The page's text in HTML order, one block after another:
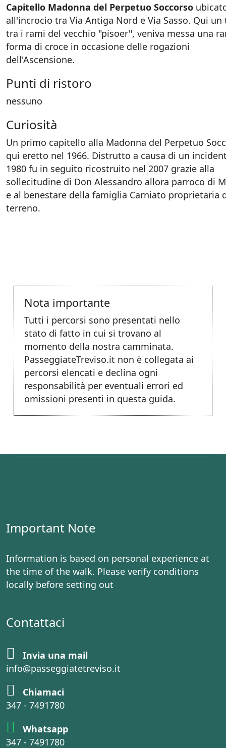
Capitello Madonna del Perpetuo Soccorso
all'incrocio tra Via Antiga Nord e Via Sasso. Qui un
tra i rami del vecchio "pisoer", veniva messa una
forma di croce in occasione delle rogazioni
dell'Ascensione.
Punti di ristoro
nessuno
Curiosità
Un primo capitello alla Madonna del Perpetuo
qui eretto nel 1966. Distrutto a causa di un
1980 fu in seguito ricostruito nel 2007 grazie alla
sollecitudine di Don Alessandro allora parroco di
e al benestare della famiglia Carniato proprietaria
terreno.
Nota importante
Tutti i percorsi sono presentati nello
stato di fatto in cui si trovano al
momento della nostra camminata.
PasseggiateTreviso.it non è collegata ai
percorsi elencati e declina ogni
responsabilità per eventuali errori ed
omissioni presenti in questa guida.
Important Note
Information is based on personal experience at
the time of the walk. Please verify conditions
locally before setting out
Contattaci
Invia una mail
info@passeggiatetreviso.it
Chiamaci
347 - 7491780
Whatsapp
347 - 7491780